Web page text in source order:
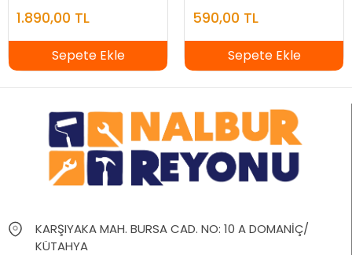
1.890,00 TL
Sepete Ekle
590,00 TL
Sepete Ekle
KARŞIYAKA MAH. BURSA CAD. NO: 10 A DOMANİÇ/
KÜTAHYA